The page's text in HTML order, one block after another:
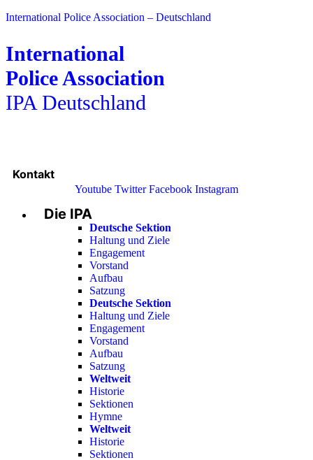
International Police Association – Deutschland
International
Police Association
IPA Deutschland
Kontakt
Youtube Twitter Facebook Instagram
Menu
Die IPA
Deutsche Sektion
Haltung und Ziele
Engagement
Vorstand
Aufbau
Satzung
Deutsche Sektion
Haltung und Ziele
Engagement
Vorstand
Aufbau
Satzung
Weltweit
Historie
Sektionen
Hymne
Weltweit
Historie
Sektionen